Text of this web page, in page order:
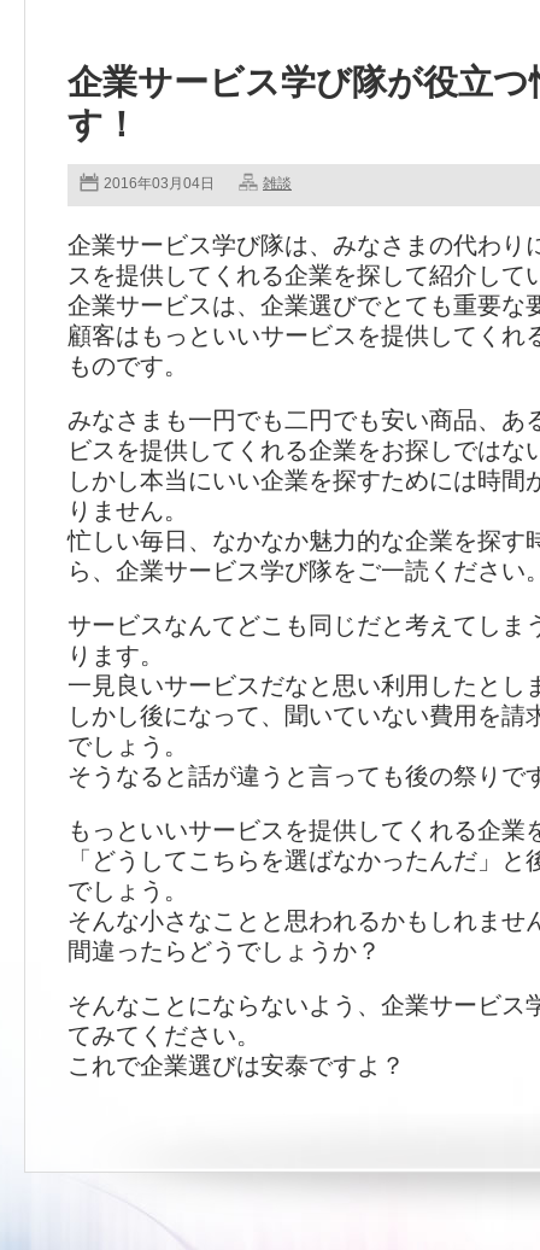
企業サービス学び隊が役立つ
す！
2016年03月04日 雑談
企業サービス学び隊は、みなさまの代わり
スを提供してくれる企業を探して紹介して
企業サービスは、企業選びでとても重要な
顧客はもっといいサービスを提供してくれ
ものです。
みなさまも一円でも二円でも安い商品、あ
ビスを提供してくれる企業をお探しではな
しかし本当にいい企業を探すためには時間
りません。
忙しい毎日、なかなか魅力的な企業を探す
ら、企業サービス学び隊をご一読ください
サービスなんてどこも同じだと考えてしま
ります。
一見良いサービスだなと思い利用したとし
しかし後になって、聞いていない費用を請
でしょう。
そうなると話が違うと言っても後の祭りで
もっといいサービスを提供してくれる企業
「どうしてこちらを選ばなかったんだ」と
でしょう。
そんな小さなことと思われるかもしれませ
間違ったらどうでしょうか？
そんなことにならないよう、企業サービス
てみてください。
これで企業選びは安泰ですよ？